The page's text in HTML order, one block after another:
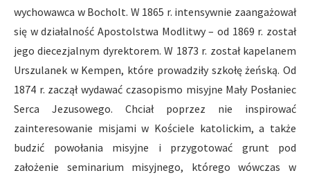
wychowawca w Bocholt. W 1865 r. intensywnie zaangażował
się w działalność Apostolstwa Modlitwy – od 1869 r. został
jego diecezjalnym dyrektorem. W 1873 r. został kapelanem
Urszulanek w Kempen, które prowadziły szkołę żeńską. Od
1874 r. zaczął wydawać czasopismo misyjne Mały Posłaniec
Serca Jezusowego. Chciał poprzez nie inspirować
zainteresowanie misjami w Kościele katolickim, a także
budzić powołania misyjne i przygotować grunt pod
założenie seminarium misyjnego, którego wówczas w